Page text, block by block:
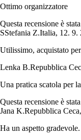
Ottimo organizzatore
Questa recensione è
SStefania Z.Italia, 12. 9.
Utilissimo, acquistato
Lenka B.Repubblica
Una pratica scatola per
Questa recensione è
Jana K.Repubblica Ceca,
Ha un aspetto gradevole.